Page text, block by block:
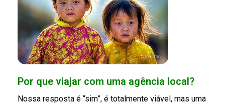
Por que viajar com uma agência local?
Nossa resposta é “sim”, é totalmente viável, mas uma